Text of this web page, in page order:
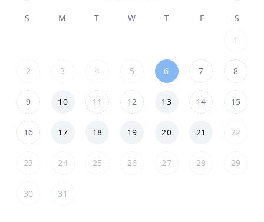
S M T W T F
S
1
2 3 4 5 6 7 8
9 10 11 12 13 14 15
16 17 18 19 20 21 22
23 24 25 26 27 28 29
30 31